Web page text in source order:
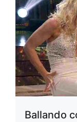
Ballando